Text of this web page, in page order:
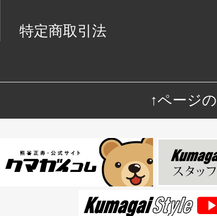
特定商取引法
↑ページ